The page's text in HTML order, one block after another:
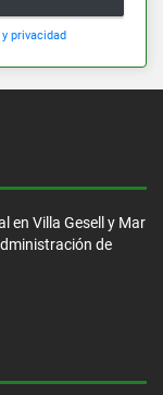
privacidad
en Villa Gesell y Mar
de